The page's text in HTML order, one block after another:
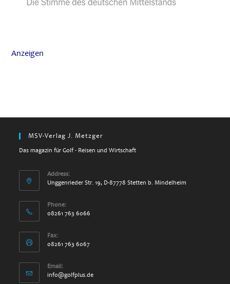
Anzeigen
MSV-Verlag J. Metzger
Das magazin für Golf - Reisen und Wirtschaft
Address:
Unggenrieder Str. 19, D-87778 Stetten b. Mindelheim
Phone:
08261 763 6066
Fax:
08261 763 6067
Email:
info@golfplus.deOpens